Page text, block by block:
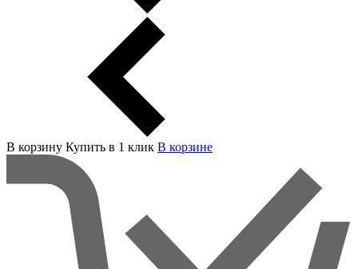
В корзину Купить в 1 клик В корзинe